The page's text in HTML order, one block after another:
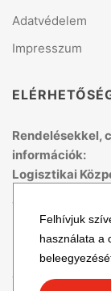
Felhívjuk
használata a
Adatvédelem
Impresszum
Rendelésekkel,
információk:
Logisztikai
Telefon: +36 70
(H-P: 8:00 -
Email:
További